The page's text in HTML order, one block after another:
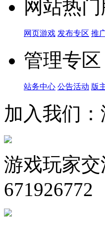
网站热
网页游戏 发布专区 推
管理专区
站务中心 公告活动 版
加入我们
游戏玩家交
671926772